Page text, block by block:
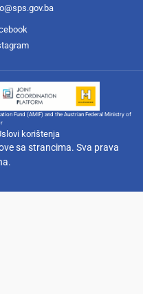
korištenja
sa strancima. Sva prava
Fund (AMIF) and the Austrian Federal Ministry of